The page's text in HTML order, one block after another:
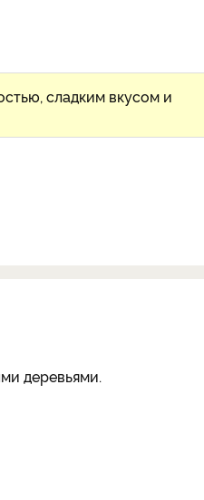
сладким вкусом и
деревьями.